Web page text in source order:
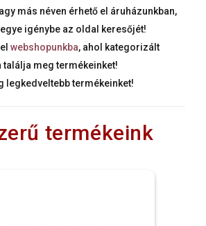
más néven érhető el áruházunkban,
igénybe az oldal keresőjét!
webshopunkba, ahol kategorizált
találja meg termékeinket!
legkedveltebb termékeinket!
termékeink